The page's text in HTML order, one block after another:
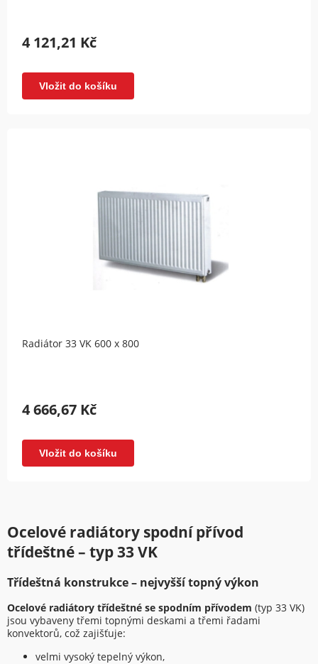
4 121,21 Kč
Vložit do košíku
Radiátor 33 VK 600 x 800
4 666,67 Kč
Vložit do košíku
Ocelové radiátory spodní přívod
třídeštné – typ 33 VK
Třídeštná konstrukce – nejvyšší topný výkon
Ocelové radiátory třídeštné se spodním přívodem (typ 33 VK)
jsou vybaveny třemi topnými deskami a třemi řadami
konvektorů, což zajišťuje:
velmi vysoký tepelný výkon,